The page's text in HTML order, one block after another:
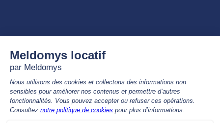
UN ENGAGEMENT RSE CONCRÉTISÉ PAR NOTRE LABELISATION